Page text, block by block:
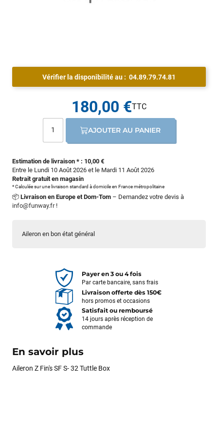
Aileron en bon état général
Vérifier la disponibilité au : 04.89.79.74.81
Estimation de livraison * : 10,00 €
Entre le Lundi 10 Août 2026 et le Mardi 11 Août 2026
Retrait gratuit en magasin
* Calculée sur une livraison standard à domicile en France métropolitaine
📦 Livraison en Europe et Dom-Tom – Demandez votre devis à
info@funway.fr!
180,00 €
AJOUTER AU PANIER
Payer en 3 ou 4 fois
Par carte bancaire, sans frais
Livraison offerte dès 150€
hors promos et occasions
Satisfait ou remboursé
14 jours après réception de
commande
En savoir plus
Aileron Z Fin's SF S- 32 Tuttle Box